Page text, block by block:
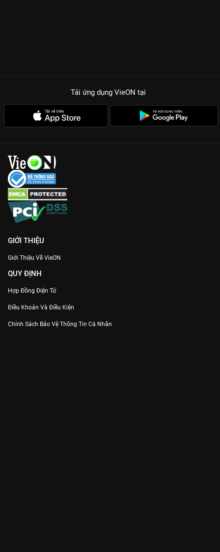
Tải ứng dụng VieON tại
GIỚI THIỆU
Giới Thiệu Về VieON
QUY ĐỊNH
Hợp Đồng Điện Tử
Điều Khoản Và Điều Kiện
Chính Sách Bảo Vệ Thông Tin Cá Nhân